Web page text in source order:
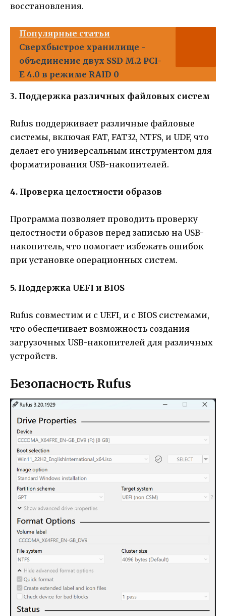
восстановления.
Популярные статьи
Сверхбыстрое хранилище -
объединение двух SSD M.2 PCI-
E 4.0 в режиме RAID 0
3. Поддержка различных файловых систем
Rufus поддерживает различные файловые
системы, включая FAT, FAT32, NTFS, и UDF, что
делает его универсальным инструментом для
форматирования USB-накопителей.
4. Проверка целостности образов
Программа позволяет проводить проверку
целостности образов перед записью на USB-
накопитель, что помогает избежать ошибок
при установке операционных систем.
5. Поддержка UEFI и BIOS
Rufus совместим и с UEFI, и с BIOS системами,
что обеспечивает возможность создания
загрузочных USB-накопителей для различных
устройств.
Безопасность Rufus